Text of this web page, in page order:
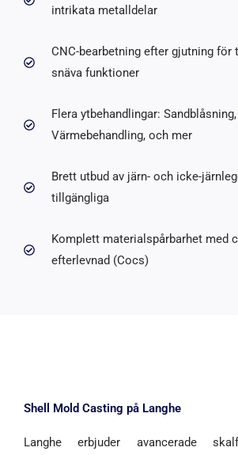
intrikata metalldelar
CNC-bearbetning efter gjutning för
snäva funktioner
Flera ytbehandlingar:
Värmebehandling, och mer
Brett utbud av järn- och icke-
tillgängliga
Komplett materialspårbarhet med
efterlevnad (Cocs)
Shell Mold Casting på Langhe
Langhe erbjuder avancerade